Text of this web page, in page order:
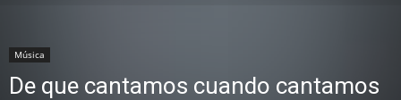
Música
De que cantamos cuando cantamos